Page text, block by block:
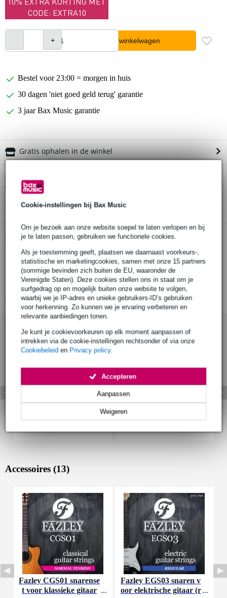
Cookie-instellingen bij Bax Music
Om je bezoek aan onze website soepel te laten verlopen en bij
je te laten passen, gebruiken we functionele cookies.
Als je toestemming geeft, plaatsen we daarnaast voorkeurs-,
statistische en marketingcookies, samen met onze 15 partners
(sommige bevinden zich buiten de EU, waaronder de
Verenigde Staten). Deze cookies stellen ons in staat om je
surfgedrag op en mogelijk buiten onze website te volgen,
waarbij we je IP-adres en unieke gebruikers-ID’s gebruiken
voor herkenning. Zo kunnen we je ervaring verbeteren en
relevante aanbiedingen tonen.
Je kunt je cookievoorkeuren op elk moment aanpassen of
intrekken via de cookie-instellingen rechtsonder of via onze
Cookiebeleid en Privacy policy.
Weigeren
Aanpassen
Accepteren
CODE: EXTRA10
In winkelwagen
Bestel voor 23:00 = morgen in huis
30 dagen 'niet goed geld terug' garantie
3 jaar Bax Music garantie
Gratis ophalen in de winkel
Twijfel je of de
vingerplectrum
Start de check
Productinformatie
vingerplectrum (per stuk)
grootte: .025
materiaal: messing
Bekijk alle productspecificaties
Bekijk ook eens (5)
Accessoires (13)
Fazley CGS01 snarense
t voor klassieke gitaar
Fazley EGS03 snaren v
oor elektrische gitaar (r